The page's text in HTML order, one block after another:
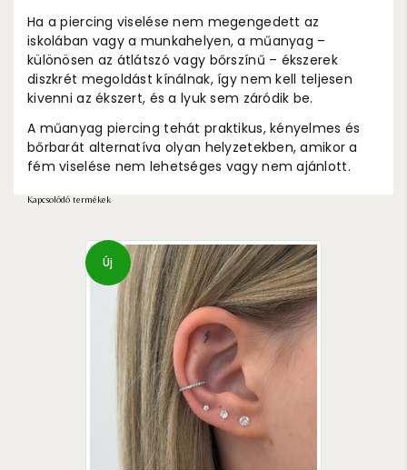
Ha a piercing viselése nem megengedett az
iskolában vagy a munkahelyen, a műanyag –
különösen az átlátszó vagy bőrszínű – ékszerek
diszkrét megoldást kínálnak, így nem kell teljesen
kivenni az ékszert, és a lyuk sem záródik be.
A műanyag piercing tehát praktikus, kényelmes és
bőrbarát alternatíva olyan helyzetekben, amikor a
fém viselése nem lehetséges vagy nem ajánlott.
Kapcsolódó termékek
Új